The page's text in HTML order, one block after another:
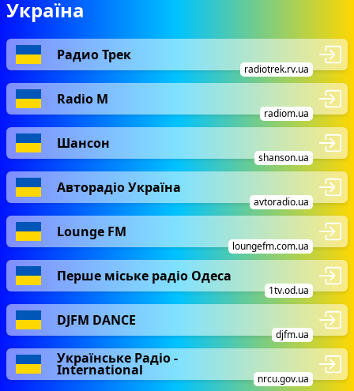
відчувати ритм життя та ловити кожну його
мить.
Отже, якщо Вам потрібно розслабитися або
Ви в пошуках нових ідей та думок, тоді
запрошуємо Вас відвідати цей прекрасний
світ музики, наповнений творчим та
життєвим натхненням!
Україна
Радио Трек
radiotrek.rv.ua
Radio М
radiom.ua
Шансон
shanson.ua
Авторадіо Україна
avtoradio.ua
Lounge FM
loungefm.com.ua
Перше міське радіо Одеса
1tv.od.ua
DJFM DANCE
djfm.ua
Українське Радіо -
International
nrcu.gov.ua